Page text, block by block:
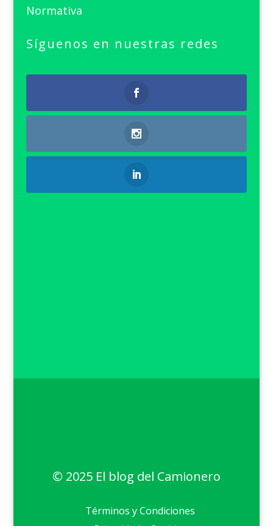
Normativa
Síguenos en nuestras redes
© 2025 El blog del Camionero
Términos y Condiciones